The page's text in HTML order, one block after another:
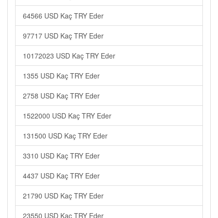
64566 USD Kaç TRY Eder
97717 USD Kaç TRY Eder
10172023 USD Kaç TRY Eder
1355 USD Kaç TRY Eder
2758 USD Kaç TRY Eder
1522000 USD Kaç TRY Eder
131500 USD Kaç TRY Eder
3310 USD Kaç TRY Eder
4437 USD Kaç TRY Eder
21790 USD Kaç TRY Eder
23550 USD Kaç TRY Eder